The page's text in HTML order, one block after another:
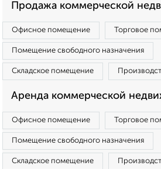
Продажа коммерческой
Офисное помещение Торговое
Помещение свободного назначения
Складское помещение
Аренда коммерческой
Офисное помещение Торговое
Помещение свободного назначения
Складское помещение